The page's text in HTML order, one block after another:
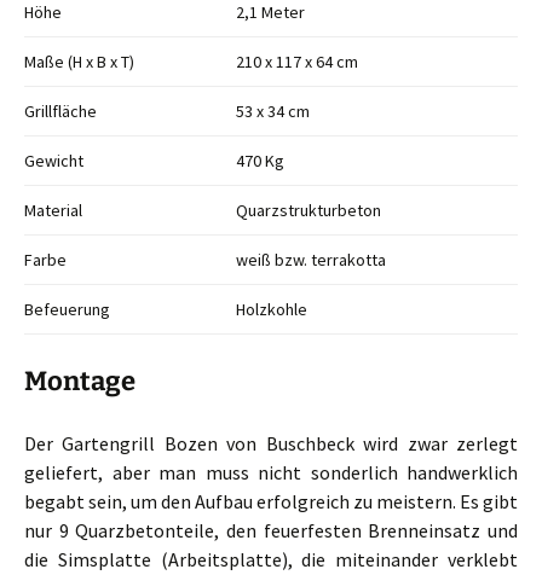
Höhe 2,1 Meter
Maße (H x B x T) 210 x 117 x 64 cm
Grillfläche 53 x 34 cm
Gewicht 470 Kg
Material Quarzstrukturbeton
Farbe weiß bzw. terrakotta
Befeuerung Holzkohle
Montage
Der Gartengrill Bozen von Buschbeck wird zwar zerlegt
geliefert, aber man muss nicht sonderlich handwerklich
begabt sein, um den Aufbau erfolgreich zu meistern. Es gibt
nur 9 Quarzbetonteile, den feuerfesten Brenneinsatz und
die Simsplatte (Arbeitsplatte), die miteinander verklebt